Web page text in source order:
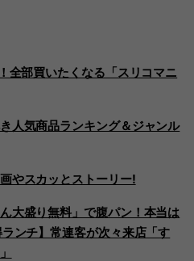
全部買いたくなる「スリコマニ
人気商品ランキング＆ジャンル
やスカッとストーリー!
大盛り無料」で腹パン！本当は
ンチ】常連客が次々来店「す